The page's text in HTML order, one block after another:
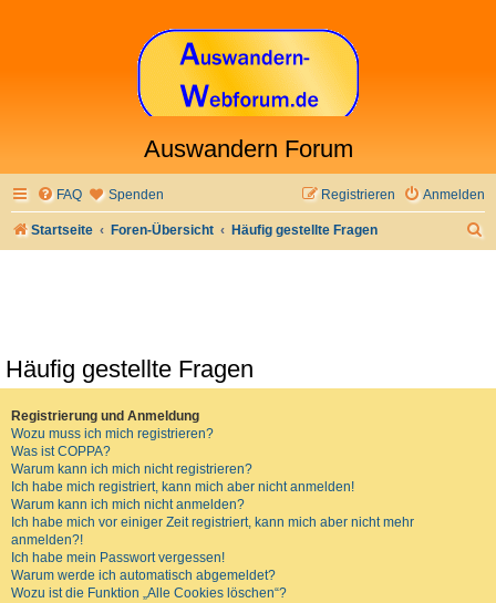
Auswandern Forum
FAQ Spenden Anmelden
Registrieren
Startseite Foren-Übersicht Häufig gestellte Fragen
Häufig gestellte Fragen
Registrierung und Anmeldung
Wozu muss ich mich registrieren?
Was ist COPPA?
Warum kann ich mich nicht registrieren?
Ich habe mich registriert, kann mich aber nicht anmelden!
Warum kann ich mich nicht anmelden?
Ich habe mich vor einiger Zeit registriert, kann mich aber nicht mehr
anmelden?!
Ich habe mein Passwort vergessen!
Warum werde ich automatisch abgemeldet?
Wozu ist die Funktion „Alle Cookies löschen“?